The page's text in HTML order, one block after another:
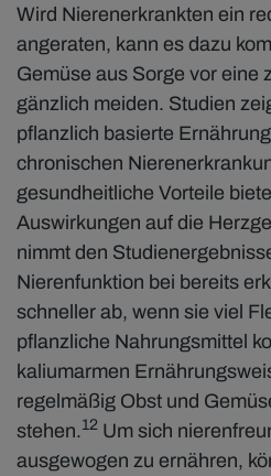
Wird Nierenerkrankten ein
angeraten, kann es dazu
Gemüse aus Sorge vor eine
gänzlich meiden. Studien
pflanzlich basierte
chronischen
gesundheitliche Vorteile
Auswirkungen auf die
nimmt den
Nierenfunktion bei bereits
schneller ab, wenn sie viel
pflanzliche Nahrungsmittel
kaliumarmen
regelmäßig Obst und
stehen.12 Um sich
ausgewogen zu ernähren,